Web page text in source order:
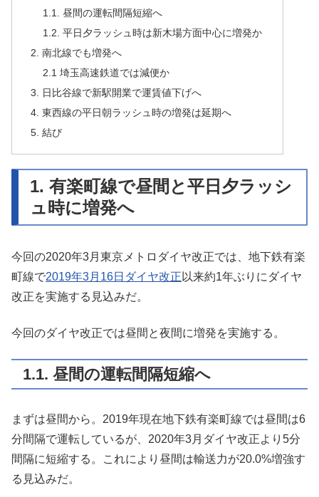
1.1. 昼間の運転間隔短縮へ
1.2. 平日夕ラッシュ時は新木場方面中心に増発か
2. 南北線でも増発へ
2.1 埼玉高速鉄道では減便か
3. 日比谷線で新駅開業で運賃値下げへ
4. 東西線の平日朝ラッシュ時の増発は延期へ
5. 結び
1. 有楽町線で昼間と平日夕ラッシ
ュ時に増発へ
今回の2020年3月東京メトロダイヤ改正では、地下鉄有楽
町線で2019年3月16日ダイヤ改正 以来約1年ぶりにダイヤ
改正を実施する見込みだ。
今回のダイヤ改正では昼間と夜間に増発を実施する。
1.1. 昼間の運転間隔短縮へ
まずは昼間から。2019年現在地下鉄有楽町線では昼間は6
分間隔で運転しているが、2020年3月ダイヤ改正より5分
間隔に短縮する。これにより昼間は輸送力が20.0%増強す
る見込みだ。